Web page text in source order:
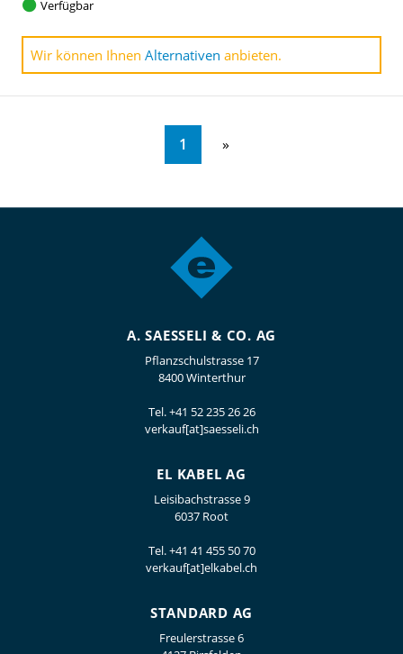
Verfügbar
Wir können Ihnen Alternativen anbieten.
1
A. SAESSELI & CO. AG
Pflanzschulstrasse 17
8400 Winterthur
Tel.+41 52 235 26 26
verkauf[at]saesseli.ch
EL KABEL AG
Leisibachstrasse 9
6037 Root
Tel.+41 41 455 50 70
verkauf[at]elkabel.ch
STANDARD AG
Freulerstrasse 6